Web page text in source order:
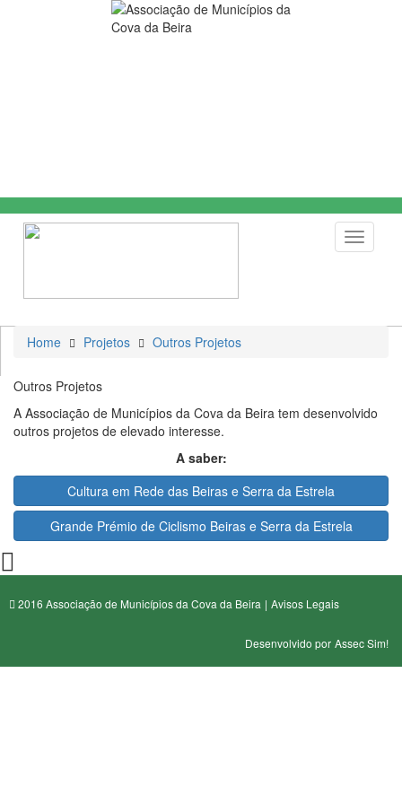
Toggle
Home Projetos Outros Projetos
Outros Projetos
A Associação de Municípios da Cova da Beira tem desenvolvido
outros projetos de elevado interesse.
A saber:
Cultura em Rede das Beiras e Serra da Estrela
Grande Prémio de Ciclismo Beiras e Serra da Estrela
2016 Associação de Municípios da Cova da Beira | Avisos Legais
Desenvolvido por Assec Sim!